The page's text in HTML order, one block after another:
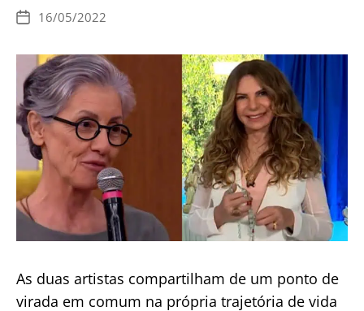
o
aborto
Data
publicação
16/05/2022
As duas artistas compartilham de um ponto de
virada em comum na própria trajetória de vida